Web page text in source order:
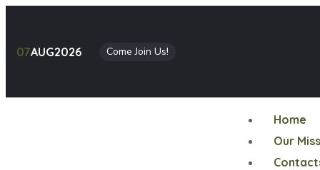
07AUG2026 Come Join Us!
Home
Our